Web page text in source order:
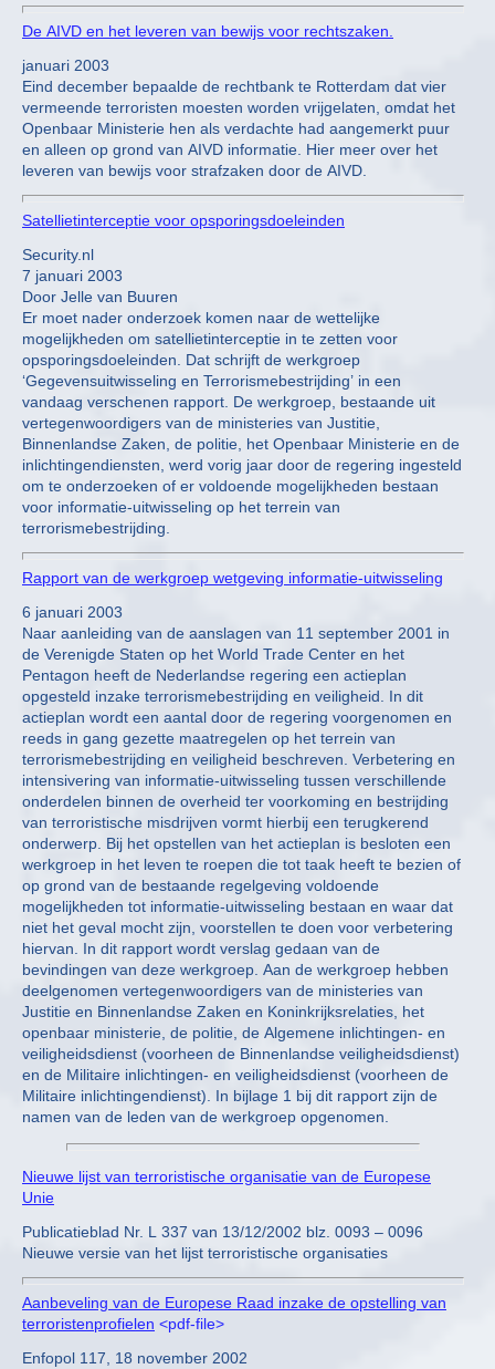
De AIVD en het leveren van bewijs voor rechtszaken.
januari 2003
Eind december bepaalde de rechtbank te Rotterdam dat vier
vermeende terroristen moesten worden vrijgelaten, omdat het
Openbaar Ministerie hen als verdachte had aangemerkt puur
en alleen op grond van AIVD informatie. Hier meer over het
leveren van bewijs voor strafzaken door de AIVD.
Satellietinterceptie voor opsporingsdoeleinden
Security.nl
7 januari 2003
Door Jelle van Buuren
Er moet nader onderzoek komen naar de wettelijke
mogelijkheden om satellietinterceptie in te zetten voor
opsporingsdoeleinden. Dat schrijft de werkgroep
‘Gegevensuitwisseling en Terrorismebestrijding’ in een
vandaag verschenen rapport. De werkgroep, bestaande uit
vertegenwoordigers van de ministeries van Justitie,
Binnenlandse Zaken, de politie, het Openbaar Ministerie en de
inlichtingendiensten, werd vorig jaar door de regering ingesteld
om te onderzoeken of er voldoende mogelijkheden bestaan
voor informatie-uitwisseling op het terrein van
terrorismebestrijding.
Rapport van de werkgroep wetgeving informatie-uitwisseling
6 januari 2003
Naar aanleiding van de aanslagen van 11 september 2001 in
de Verenigde Staten op het World Trade Center en het
Pentagon heeft de Nederlandse regering een actieplan
opgesteld inzake terrorismebestrijding en veiligheid. In dit
actieplan wordt een aantal door de regering voorgenomen en
reeds in gang gezette maatregelen op het terrein van
terrorismebestrijding en veiligheid beschreven. Verbetering en
intensivering van informatie-uitwisseling tussen verschillende
onderdelen binnen de overheid ter voorkoming en bestrijding
van terroristische misdrijven vormt hierbij een terugkerend
onderwerp. Bij het opstellen van het actieplan is besloten een
werkgroep in het leven te roepen die tot taak heeft te bezien of
op grond van de bestaande regelgeving voldoende
mogelijkheden tot informatie-uitwisseling bestaan en waar dat
niet het geval mocht zijn, voorstellen te doen voor verbetering
hiervan. In dit rapport wordt verslag gedaan van de
bevindingen van deze werkgroep. Aan de werkgroep hebben
deelgenomen vertegenwoordigers van de ministeries van
Justitie en Binnenlandse Zaken en Koninkrijksrelaties, het
openbaar ministerie, de politie, de Algemene inlichtingen- en
veiligheidsdienst (voorheen de Binnenlandse veiligheidsdienst)
en de Militaire inlichtingen- en veiligheidsdienst (voorheen de
Militaire inlichtingendienst). In bijlage 1 bij dit rapport zijn de
namen van de leden van de werkgroep opgenomen.
Nieuwe lijst van terroristische organisatie van de Europese
Unie
Publicatieblad Nr. L 337 van 13/12/2002 blz. 0093 – 0096
Nieuwe versie van het lijst terroristische organisaties
Aanbeveling van de Europese Raad inzake de opstelling van
terroristenprofielen <pdf-file>
Enfopol 117, 18 november 2002